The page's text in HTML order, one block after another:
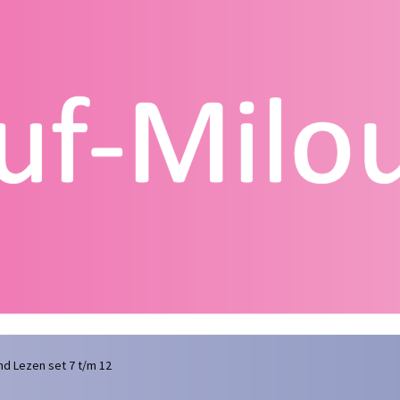
Contact Homepagina
Lezen set 7 t/m 12